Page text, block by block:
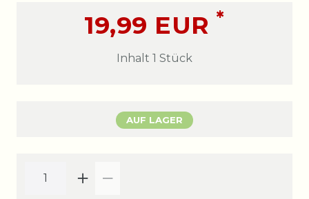
19,99 EUR*
Inhalt 1 Stück
AUF LAGER